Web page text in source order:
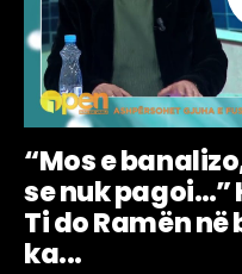
“Mos e
se nuk pagoi…”
Ti do Ramën
ka...